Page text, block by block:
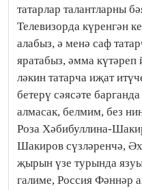
татарлар талантларны
Телевизорда күренгән
алабыз, ә менә саф
яратабыз, әмма күтәреп
ләкин татарча иҗат
бетерү сәясәте
алмасак, белмим, без
Роза Хәбибуллина-
Шакиров сүзләренчә,
җырын үзе турында
галиме, Россия Фәннәр